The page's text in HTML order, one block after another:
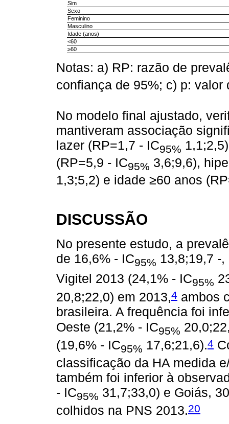
Sim
Sexo
Feminino
Masculino
Idade (anos)
<60
≥60
Notas: a) RP: razão de
confiança de 95%; c) p: valor
No modelo final ajustado,
mantiveram associação
lazer (RP=1,7 - IC95%
(RP=5,9 - IC95% 3,6;9,6),
1,3;5,2) e idade ≥60 anos
DISCUSSÃO
No presente estudo, a
de 16,6% - IC95% 13,8;19,7 -
Vigitel 2013 (24,1% - IC95%
20,8;22,0) em 2013,4 ambos
brasileira. A frequência foi
Oeste (21,2% - IC95%
(19,6% - IC95% 17,6;21,6).4
classificação da HA medida
também foi inferior à
- IC95% 31,7;33,0) e Goiás,
colhidos na PNS 2013.20